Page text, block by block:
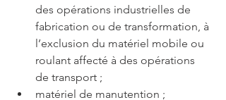
des opérations industrielles de
fabrication ou de transformation, à
l’exclusion du matériel mobile ou
roulant affecté à des opérations
de transport ;
matériel de manutention ;